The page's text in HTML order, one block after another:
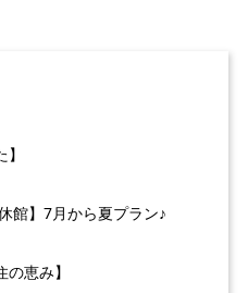
館】7月から夏プラン♪
恵み】